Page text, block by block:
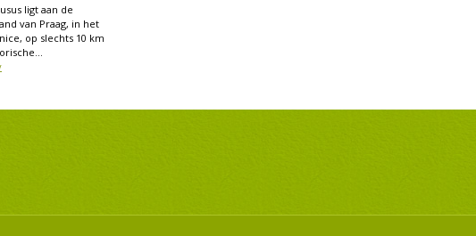
ligt aan de
van Praag, in het
op slechts 10 km